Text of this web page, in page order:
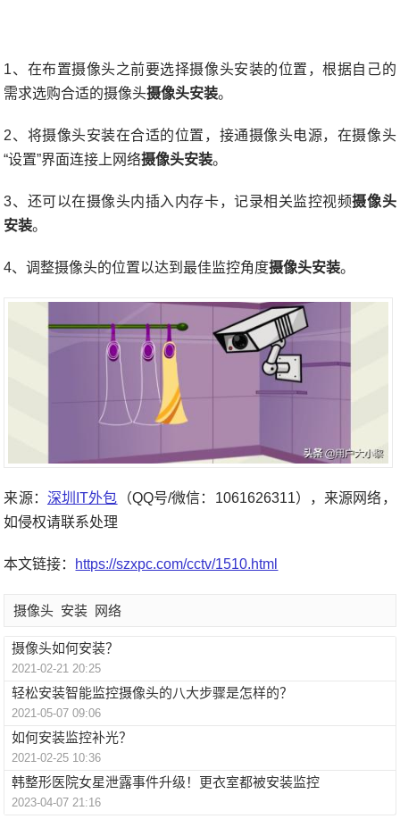
1、在布置摄像头之前要选择摄像头安装的位置，根据自己的
需求选购合适的摄像头摄像头安装。
2、将摄像头安装在合适的位置，接通摄像头电源，在摄像头
“设置”界面连接上网络摄像头安装。
3、还可以在摄像头内插入内存卡，记录相关监控视频摄像头
安装。
4、调整摄像头的位置以达到最佳监控角度摄像头安装。
来源： 深圳IT外包 （QQ号/微信：1061626311），来源网络，
如侵权请联系处理
本文链接： https://szxpc.com/cctv/1510.html
摄像头 安装 网络
摄像头如何安装？
2021-02-21 20:25
轻松安装智能监控摄像头的八大步骤是怎样的？
2021-05-07 09:06
如何安装监控补光？
2021-02-25 10:36
韩整形医院女星泄露事件升级！更衣室都被安装监控
2023-04-07 21:16